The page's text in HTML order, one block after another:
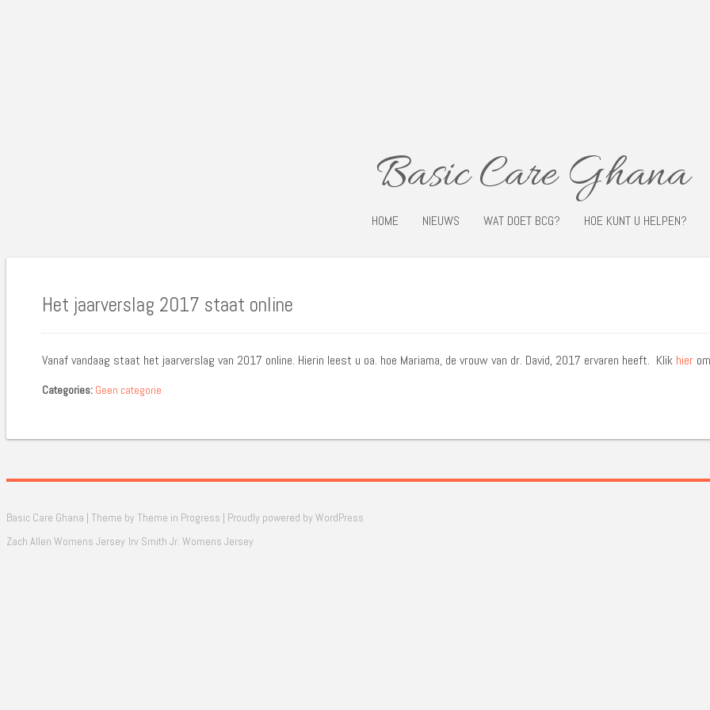
Basic Care Ghana
HOME NIEUWS WAT DOET BCG? HOE KUNT U HELPEN?
Het jaarverslag 2017 staat online
Vanaf vandaag staat het jaarverslag van 2017 online. Hierin leest u oa. hoe Mariama, de vrouw van dr. David, 2017 ervaren heeft. Klik hier
Categories: Geen categorie
Basic Care Ghana | Theme by Theme in Progress | Proudly powered by WordPress
Zach Allen Womens Jersey Irv Smith Jr. Womens Jersey